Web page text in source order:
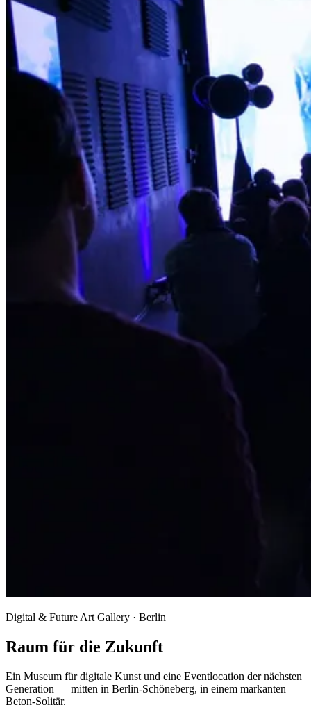
Digital & Future Art Gallery · Berlin
Raum für die Zukunft
Ein Museum für digitale Kunst und eine Eventlocation der nächsten
Generation — mitten in Berlin-Schöneberg, in einem markanten
Beton-Solitär.